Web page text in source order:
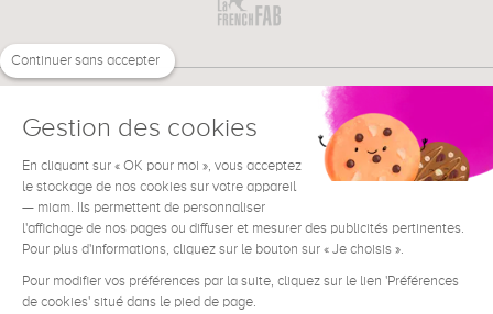
BESOIN D'AIDE ? FR
Continuer sans accepter
Gestion des cookies
En cliquant sur « OK pour moi », vous acceptez
le stockage de nos cookies sur votre appareil
— miam. Ils permettent de personnaliser
l'affichage de nos pages ou diffuser et mesurer des publicités pertinentes.
Pour plus d'informations, cliquez sur le bouton sur « Je choisis ».
Pour modifier vos préférences par la suite, cliquez sur le lien 'Préférences
de cookies' situé dans le pied de page.